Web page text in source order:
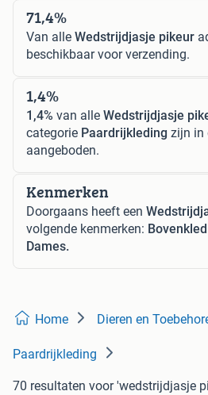
71,4%
Van alle Wedstrijdjasje pikeur
beschikbaar voor verzending.
1,4%
1,4% van alle Wedstrijdjasje
categorie Paardrijkleding zijn in
aangeboden.
Kenmerken
Doorgaans heeft een
volgende kenmerken:
Dames.
Home Dieren en
Paardrijkleding
70 resultaten voor 'wedstrijdjasje